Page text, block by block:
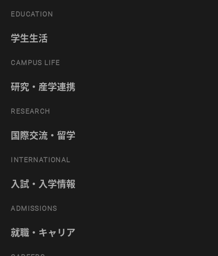
EDUCATION
学生生活
CAMPUS LIFE
研究・産学連携
RESEARCH
国際交流・留学
INTERNATIONAL
入試・入学情報
ADMISSIONS
就職・キャリア